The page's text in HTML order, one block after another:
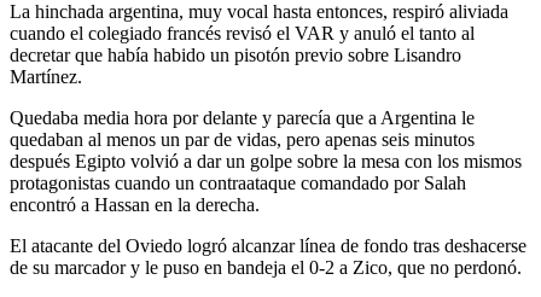
La hinchada argentina, muy vocal hasta entonces, respiró aliviada
cuando el colegiado francés revisó el VAR y anuló el tanto al
decretar que había habido un pisotón previo sobre Lisandro
Martínez.
Quedaba media hora por delante y parecía que a Argentina le
quedaban al menos un par de vidas, pero apenas seis minutos
después Egipto volvió a dar un golpe sobre la mesa con los mismos
protagonistas cuando un contraataque comandado por Salah
encontró a Hassan en la derecha.
El atacante del Oviedo logró alcanzar línea de fondo tras deshacerse
de su marcador y le puso en bandeja el 0-2 a Zico, que no perdonó.